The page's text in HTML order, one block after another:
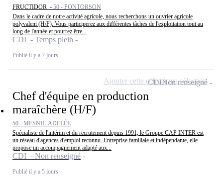
FRUCTIDOR - 50 - PONTORSON
Dans le cadre de notre activité agricole, nous recherchons un ouvrier agricole
polyvalent (H/F). Vous participerez aux différentes tâches de l'exploitation tout au
long de l'année et pourrez être...
CDI - Temps plein
Publié il y a 7 jours
Chef d'équipe en production
maraîchère (H/F)
50 - MESNIL-ADELÉE
Spécialiste de l'intérim et du recrutement depuis 1991, le Groupe CAP INTER est
un réseau d'agences d'emploi reconnu. Entreprise familiale et indépendante, elle
propose un accompagnement adapté aux...
CDI - Non renseigné
Publié il y a 5 jours
CDINon renseigné
Ajouter cette offre à ma sélection